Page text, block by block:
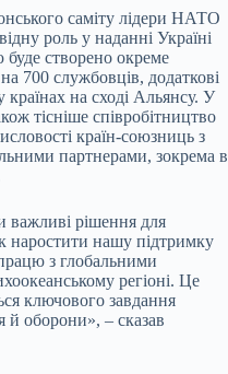
саміту лідери НАТО
роль у наданні Україні
створено окреме
700 службовців, додаткові
країнах на сході Альянсу. У
тісніше співробітництво
країн-союзниць з
партнерами, зокрема в
важливі рішення для
наростити нашу підтримку
з глобальними
регіоні. Це
ключового завдання
оборони», – сказав